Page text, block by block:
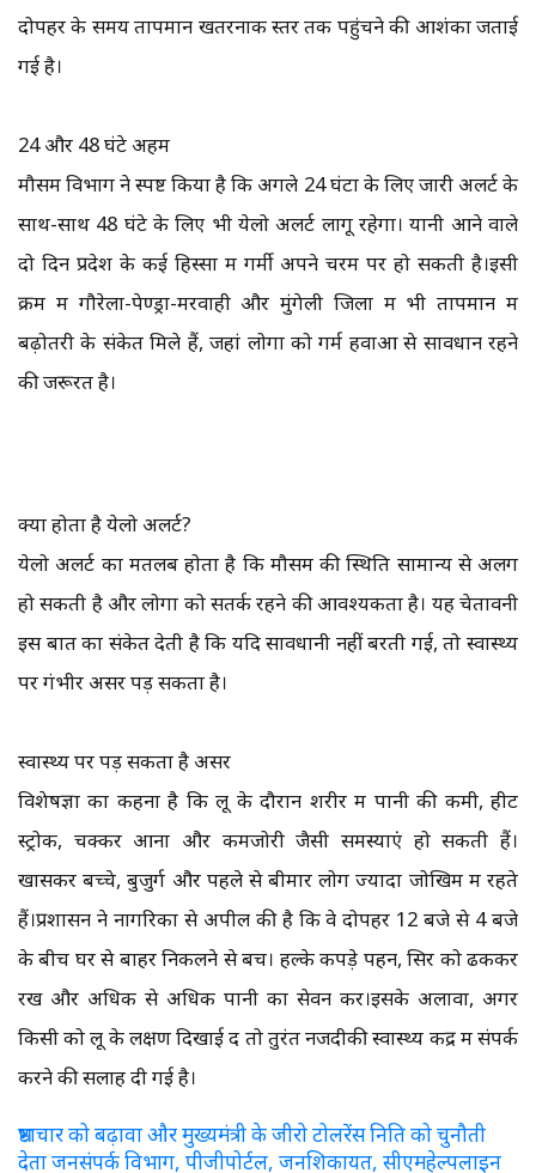
दोपहर के समय तापमान खतरनाक स्तर तक पहुंचने की आशंका जताई
गई है।
24 और 48 घंटे अहम
मौसम विभाग ने स्पष्ट किया है कि अगले 24 घंटों के लिए जारी अलर्ट के
साथ-साथ 48 घंटे के लिए भी येलो अलर्ट लागू रहेगा। यानी आने वाले
दो दिन प्रदेश के कई हिस्सों में गर्मी अपने चरम पर हो सकती है।इसी
क्रम में गौरेला-पेण्ड्रा-मरवाही और मुंगेली जिलों में भी तापमान में
बढ़ोतरी के संकेत मिले हैं, जहां लोगों को गर्म हवाओं से सावधान रहने
की जरूरत है।
क्या होता है येलो अलर्ट?
येलो अलर्ट का मतलब होता है कि मौसम की स्थिति सामान्य से अलग
हो सकती है और लोगों को सतर्क रहने की आवश्यकता है। यह चेतावनी
इस बात का संकेत देती है कि यदि सावधानी नहीं बरती गई, तो स्वास्थ्य
पर गंभीर असर पड़ सकता है।
स्वास्थ्य पर पड़ सकता है असर
विशेषज्ञों का कहना है कि लू के दौरान शरीर में पानी की कमी, हीट
स्ट्रोक, चक्कर आना और कमजोरी जैसी समस्याएं हो सकती हैं।
खासकर बच्चे, बुजुर्ग और पहले से बीमार लोग ज्यादा जोखिम में रहते
हैं।प्रशासन ने नागरिकों से अपील की है कि वे दोपहर 12 बजे से 4 बजे
के बीच घर से बाहर निकलने से बचें। हल्के कपड़े पहनें, सिर को ढककर
रखें और अधिक से अधिक पानी का सेवन करें।इसके अलावा, अगर
किसी को लू के लक्षण दिखाई दें तो तुरंत नजदीकी स्वास्थ्य केंद्र में संपर्क
करने की सलाह दी गई है।
भ्रष्टाचार को बढ़ावा और मुख्यमंत्री के जीरो टोलरेंस निति को चुनौती
देता जनसंपर्क विभाग, पीजीपोर्टल, जनशिकायत, सीएमहेल्पलाइन